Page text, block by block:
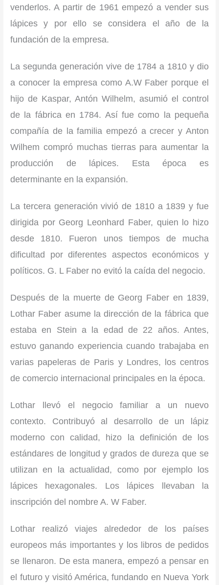
venderlos. A partir de 1961 empezó a vender sus
lápices y por ello se considera el año de la
fundación de la empresa.
La segunda generación vive de 1784 a 1810 y dio
a conocer la empresa como A.W Faber porque el
hijo de Kaspar, Antón Wilhelm, asumió el control
de la fábrica en 1784. Así fue como la pequeña
compañía de la familia empezó a crecer y Anton
Wilhem compró muchas tierras para aumentar la
producción de lápices. Esta época es
determinante en la expansión.
La tercera generación vivió de 1810 a 1839 y fue
dirigida por Georg Leonhard Faber, quien lo hizo
desde 1810. Fueron unos tiempos de mucha
dificultad por diferentes aspectos económicos y
políticos. G. L Faber no evitó la caída del negocio.
Después de la muerte de Georg Faber en 1839,
Lothar Faber asume la dirección de la fábrica que
estaba en Stein a la edad de 22 años. Antes,
estuvo ganando experiencia cuando trabajaba en
varias papeleras de Paris y Londres, los centros
de comercio internacional principales en la época.
Lothar llevó el negocio familiar a un nuevo
contexto. Contribuyó al desarrollo de un lápiz
moderno con calidad, hizo la definición de los
estándares de longitud y grados de dureza que se
utilizan en la actualidad, como por ejemplo los
lápices hexagonales. Los lápices llevaban la
inscripción del nombre A. W Faber.
Lothar realizó viajes alrededor de los países
europeos más importantes y los libros de pedidos
se llenaron. De esta manera, empezó a pensar en
el futuro y visitó América, fundando en Nueva York